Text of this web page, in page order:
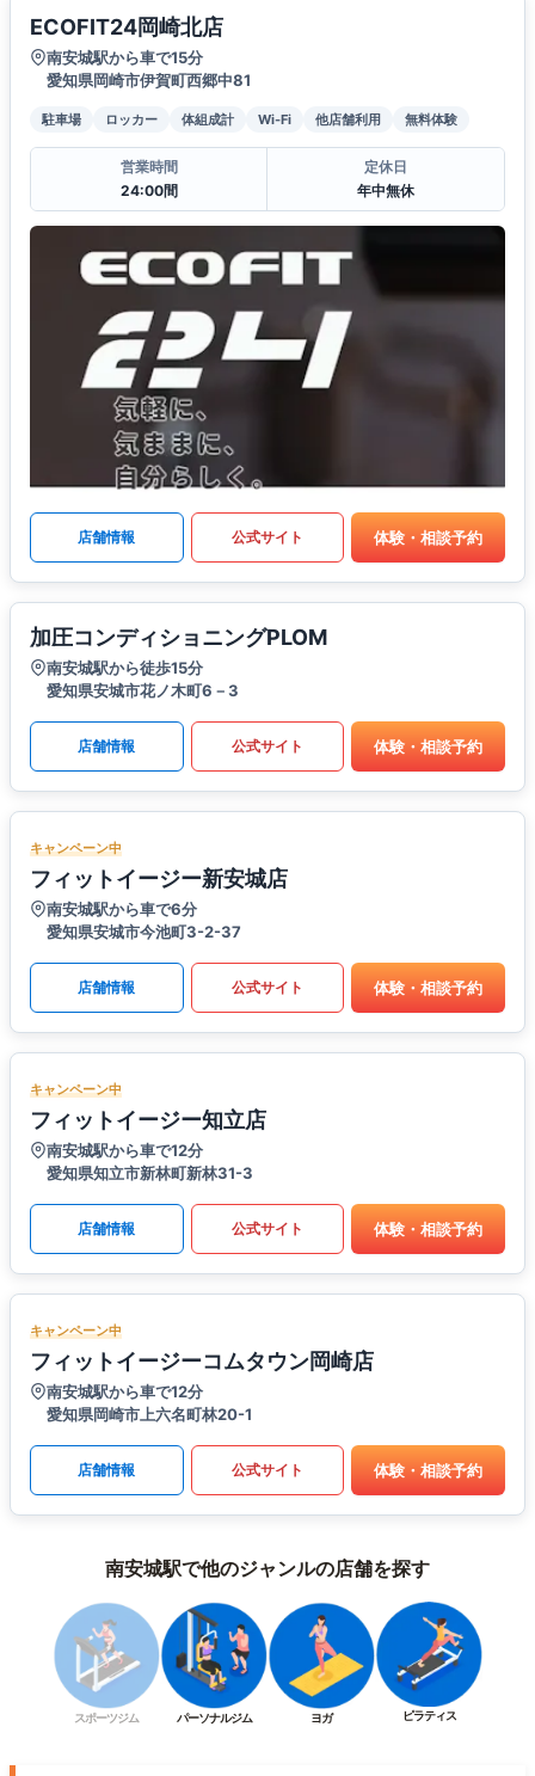
ECOFIT24岡崎北店
南安城駅から車で15分
愛知県岡崎市伊賀町西郷中81
駐車場 ロッカー 体組成計 Wi-Fi 他店舗利用 無料体験
営業時間
24:00間
定休日
年中無休
店舗情報 公式サイト 体験・相談予約
加圧コンディショニングPLOM
南安城駅から徒歩15分
愛知県安城市花ノ木町6－3
店舗情報 公式サイト 体験・相談予約
キャンペーン中
フィットイージー新安城店
南安城駅から車で6分
愛知県安城市今池町3-2-37
店舗情報 公式サイト 体験・相談予約
キャンペーン中
フィットイージー知立店
南安城駅から車で12分
愛知県知立市新林町新林31-3
店舗情報 公式サイト 体験・相談予約
キャンペーン中
フィットイージーコムタウン岡崎店
南安城駅から車で12分
愛知県岡崎市上六名町林20-1
店舗情報 公式サイト 体験・相談予約
南安城駅で他のジャンルの店舗を探す
スポーツジム パーソナルジム ヨガ ピラティス